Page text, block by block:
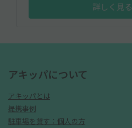
詳しく見る
アキッパについて
アキッパとは
提携事例
駐車場を貸す：個人の方